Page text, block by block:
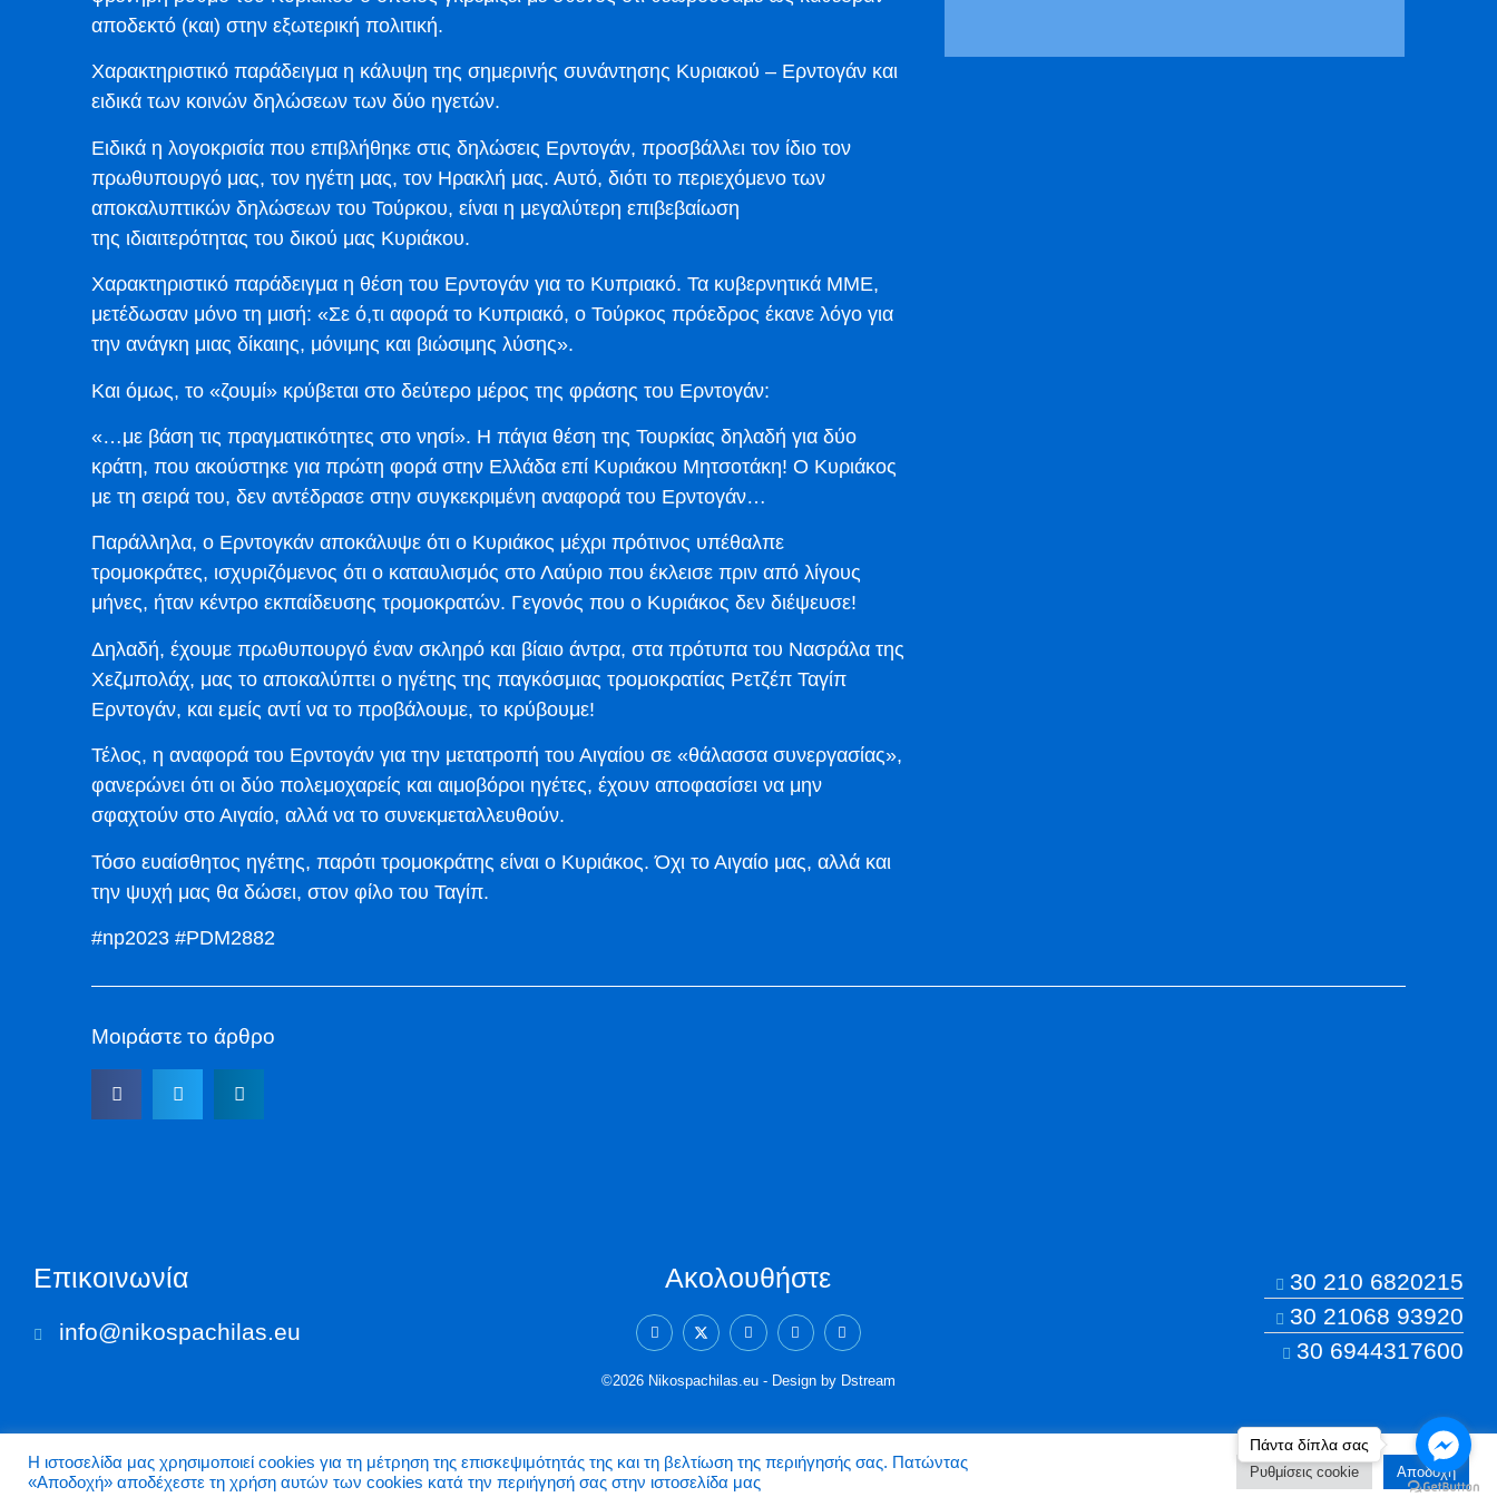
αποδεκτό (και) στην εξωτερική πολιτική.
Χαρακτηριστικό παράδειγμα η κάλυψη της σημερινής συνάντησης Κυριακού – Ερντογάν και
ειδικά των κοινών δηλώσεων των δύο ηγετών.
Ειδικά η λογοκρισία που επιβλήθηκε στις δηλώσεις Ερντογάν, προσβάλλει τον ίδιο τον
πρωθυπουργό μας, τον ηγέτη μας, τον Ηρακλή μας. Αυτό, διότι το περιεχόμενο των
αποκαλυπτικών δηλώσεων του Τούρκου, είναι η μεγαλύτερη επιβεβαίωση
της ιδιαιτερότητας του δικού μας Κυριάκου.
Χαρακτηριστικό παράδειγμα η θέση του Ερντογάν για το Κυπριακό. Τα κυβερνητικά ΜΜΕ,
μετέδωσαν μόνο τη μισή: «Σε ό,τι αφορά το Κυπριακό, ο Τούρκος πρόεδρος έκανε λόγο για
την ανάγκη μιας δίκαιης, μόνιμης και βιώσιμης λύσης».
Και όμως, το «ζουμί» κρύβεται στο δεύτερο μέρος της φράσης του Ερντογάν:
«…με βάση τις πραγματικότητες στο νησί». Η πάγια θέση της Τουρκίας δηλαδή για δύο
κράτη, που ακούστηκε για πρώτη φορά στην Ελλάδα επί Κυριάκου Μητσοτάκη! Ο Κυριάκος
με τη σειρά του, δεν αντέδρασε στην συγκεκριμένη αναφορά του Ερντογάν…
Παράλληλα, ο Ερντογκάν αποκάλυψε ότι ο Κυριάκος μέχρι πρότινος υπέθαλπε
τρομοκράτες, ισχυριζόμενος ότι ο καταυλισμός στο Λαύριο που έκλεισε πριν από λίγους
μήνες, ήταν κέντρο εκπαίδευσης τρομοκρατών. Γεγονός που ο Κυριάκος δεν διέψευσε!
Δηλαδή, έχουμε πρωθυπουργό έναν σκληρό και βίαιο άντρα, στα πρότυπα του Νασράλα της
Χεζμπολάχ, μας το αποκαλύπτει ο ηγέτης της παγκόσμιας τρομοκρατίας Ρετζέπ Ταγίπ
Ερντογάν, και εμείς αντί να το προβάλουμε, το κρύβουμε!
Τέλος, η αναφορά του Ερντογάν για την μετατροπή του Αιγαίου σε «θάλασσα συνεργασίας»,
φανερώνει ότι οι δύο πολεμοχαρείς και αιμοβόροι ηγέτες, έχουν αποφασίσει να μην
σφαχτούν στο Αιγαίο, αλλά να το συνεκμεταλλευθούν.
Τόσο ευαίσθητος ηγέτης, παρότι τρομοκράτης είναι ο Κυριάκος. Όχι το Αιγαίο μας, αλλά και
την ψυχή μας θα δώσει, στον φίλο του Ταγίπ.
#np2023 #PDM2882
Μοιράστε το άρθρο
Επικοινωνία
info@nikospachilas.eu​
Ακολουθήστε
©2026 Nikospachilas.eu - Design by Dstream
30 210 6820215
30 21068 93920
30 6944317600
Η ιστοσελίδα μας χρησιμοποιεί cookies για τη μέτρηση της επισκεψιμότητάς της και τη βελτίωση της περιήγησής σας. Πατώντας
«Aποδοχή» αποδέχεστε τη χρήση αυτών των cookies κατά την περιήγησή σας στην ιστοσελίδα μας
Ρυθμίσεις cookie Aποδοχή
Πάντα δίπλα σας